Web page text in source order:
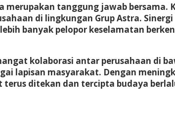
merupakan tanggung jawab
di lingkungan Grup Astra.
banyak pelopor keselamatan
kolaborasi antar perusahaan di
lapisan masyarakat. Dengan
ditekan dan tercipta budaya